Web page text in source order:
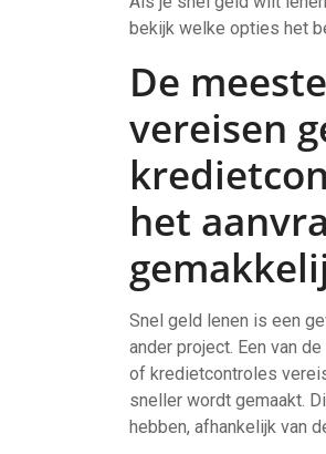
bekijk welke opties het
De
vereisen
het
Snel geld lenen is een
ander project. Een van
of kredietcontroles
sneller wordt gemaakt.
hebben, afhankelijk van